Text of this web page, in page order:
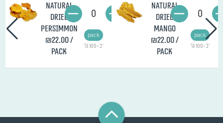
Natural
Dried
Persimmon
₪22.00/
pack
כ-100 גר'
pack
0
Natural
Dried
Mango
₪22.00/
pack
כ-100 גר'
pack
0